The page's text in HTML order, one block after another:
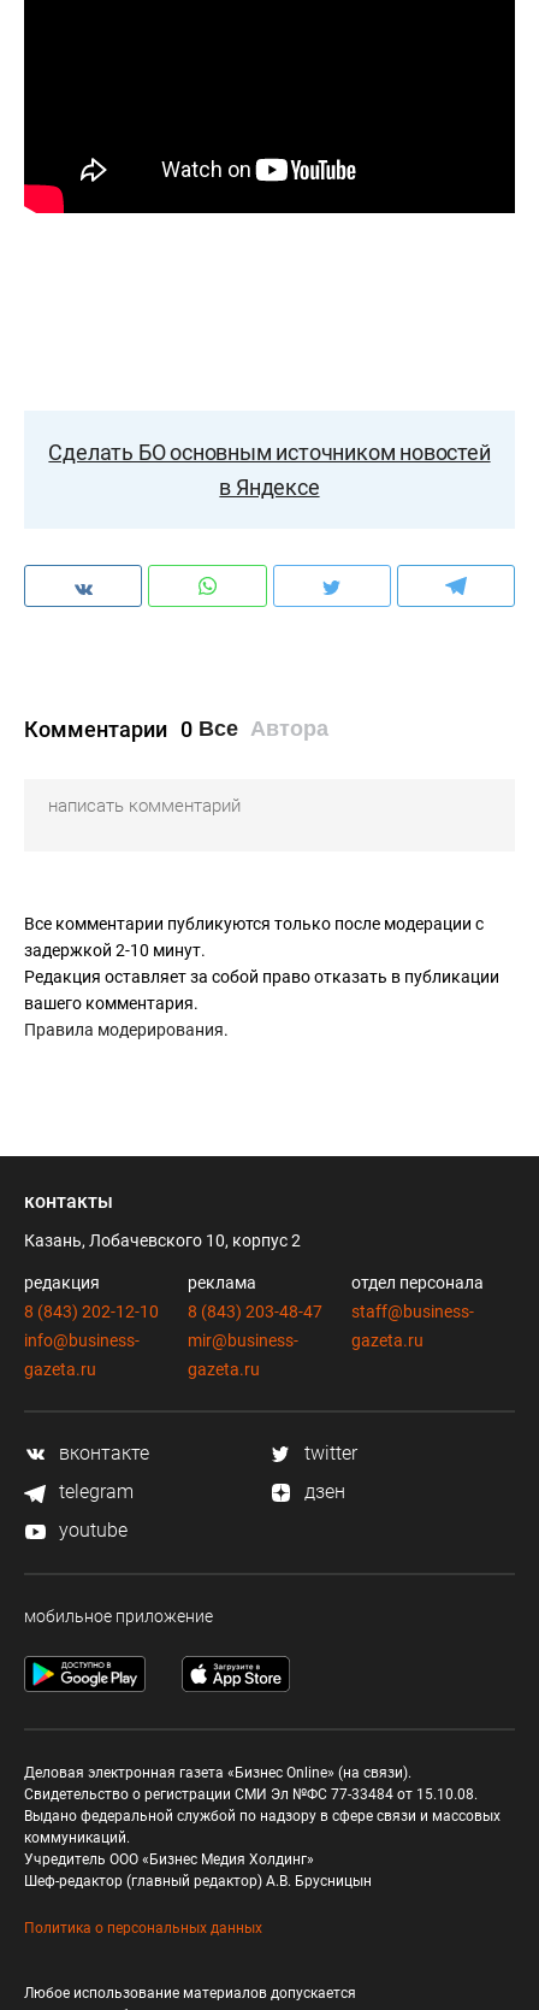
Сделать БО основным источником новостей
в Яндексе
Комментарии 0 Все Автора
Все комментарии публикуются только после модерации с
задержкой 2-10 минут.
Редакция оставляет за собой право отказать в публикации
вашего комментария.
Правила модерирования.
контакты
Казань, Лобачевского 10, корпус 2
редакция
8 (843) 202-12-10
info@business-
gazeta.ru
реклама
8 (843) 203-48-47
mir@business-
gazeta.ru
отдел персонала
staff@business-
gazeta.ru
вконтакте
twitter
telegram
дзен
youtube
мобильное приложение
Деловая электронная газета «Бизнес Online» (на связи).
Свидетельство о регистрации СМИ Эл №ФС 77-33484 от 15.10.08.
Выдано федеральной службой по надзору в сфере связи и массовых
коммуникаций.
Учредитель ООО «Бизнес Медия Холдинг»
Шеф-редактор (главный редактор) А.В. Брусницын
Политика о персональных данных
Любое использование материалов допускается